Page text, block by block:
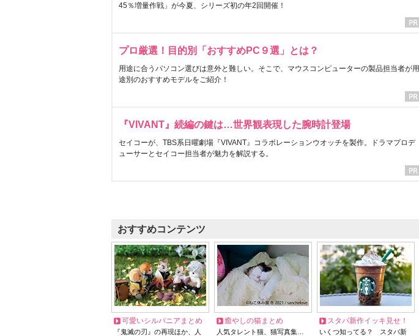
45％増量作戦」が今夏、シリーズ初の年2回開催！
プロ厳選！目的別「おすすめPC９選」とは？
用途に合うパソコン選びは意外と難しい。そこで、マウスコンピューターの製品担当者が用
途別のおすすめモデルをご紹介！
『VIVANT』続編の鍵は…世界観表現した腕時計登場
セイコーが、TBS系日曜劇場『VIVANT』コラボレーションウオッチを製作。ドラマプロデ
ューサーとセイコー担当者が魅力を解説する。
おすすめコンテンツ
可愛いシルバニアまとめ
『鬼滅の刃』の再現ほか、人
癒やしの猫まとめ
人気タレント猫、猫写真集…
スタバ新作イッキ見せ！
いくつ知ってる？ スタバ新